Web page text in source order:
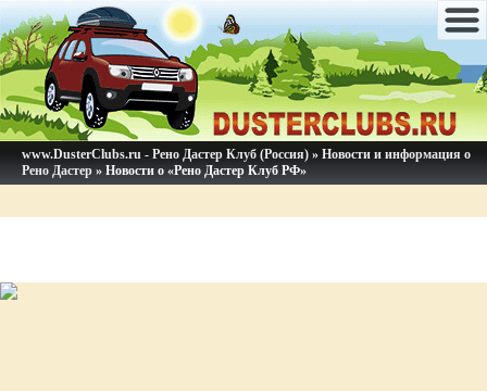
www.DusterClubs.ru - Рено Дастер Клуб (Россия) » Новости и информация о
Рено Дастер » Новости о «Рено Дастер Клуб РФ»